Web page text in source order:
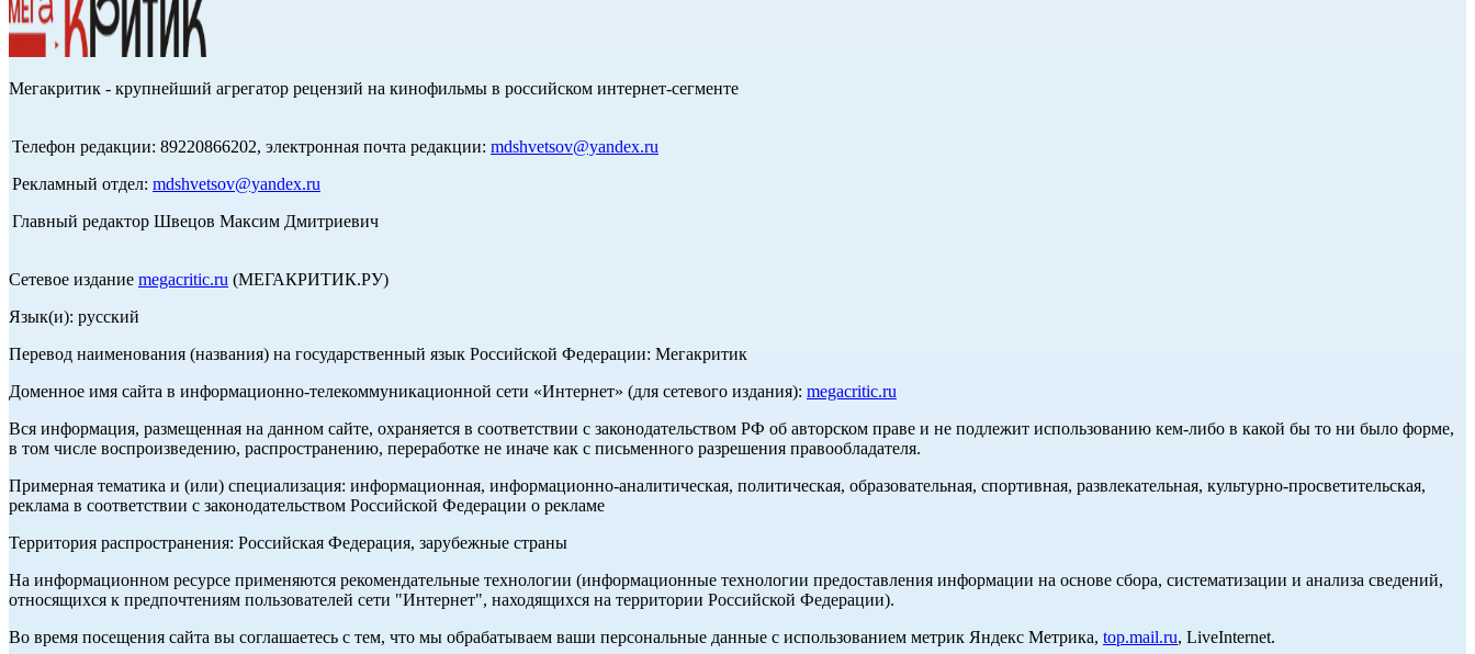
Мегакритик - крупнейший агрегатор рецензий на кинофильмы в российском интернет-сегменте
Телефон редакции: 89220866202, электронная почта редакции: mdshvetsov@yandex.ru
Рекламный отдел: mdshvetsov@yandex.ru
Главный редактор Швецов Максим Дмитриевич
Сетевое издание megacritic.ru (МЕГАКРИТИК.РУ)
Язык(и): русский
Перевод наименования (названия) на государственный язык Российской Федерации: Мегакритик
Доменное имя сайта в информационно-телекоммуникационной сети «Интернет» (для сетевого издания): megacritic.ru
Вся информация, размещенная на данном сайте, охраняется в соответствии с законодательством РФ об авторском праве и не подлежит использованию кем-либо в какой бы то ни было форме,
в том числе воспроизведению, распространению, переработке не иначе как с письменного разрешения правообладателя.
Примерная тематика и (или) специализация: информационная, информационно-аналитическая, политическая, образовательная, спортивная, развлекательная, культурно-просветительская,
реклама в соответствии с законодательством Российской Федерации о рекламе
Территория распространения: Российская Федерация, зарубежные страны
На информационном ресурсе применяются рекомендательные технологии (информационные технологии предоставления информации на основе сбора, систематизации и анализа сведений,
относящихся к предпочтениям пользователей сети "Интернет", находящихся на территории Российской Федерации).
Во время посещения сайта вы соглашаетесь с тем, что мы обрабатываем ваши персональные данные с использованием метрик Яндекс Метрика, top.mail.ru, LiveInternet.